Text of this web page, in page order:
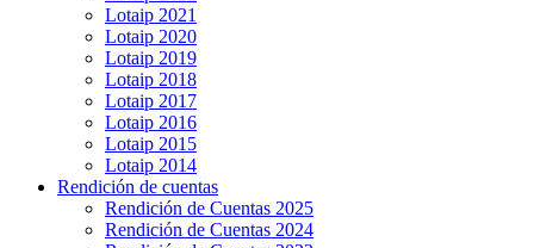
Lotaip 2021
Lotaip 2020
Lotaip 2019
Lotaip 2018
Lotaip 2017
Lotaip 2016
Lotaip 2015
Lotaip 2014
Rendición de cuentas
Rendición de Cuentas 2025
Rendición de Cuentas 2024